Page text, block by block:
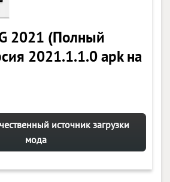
2021 (Полный
2021.1.1.0 apk на
источник загрузки
мода